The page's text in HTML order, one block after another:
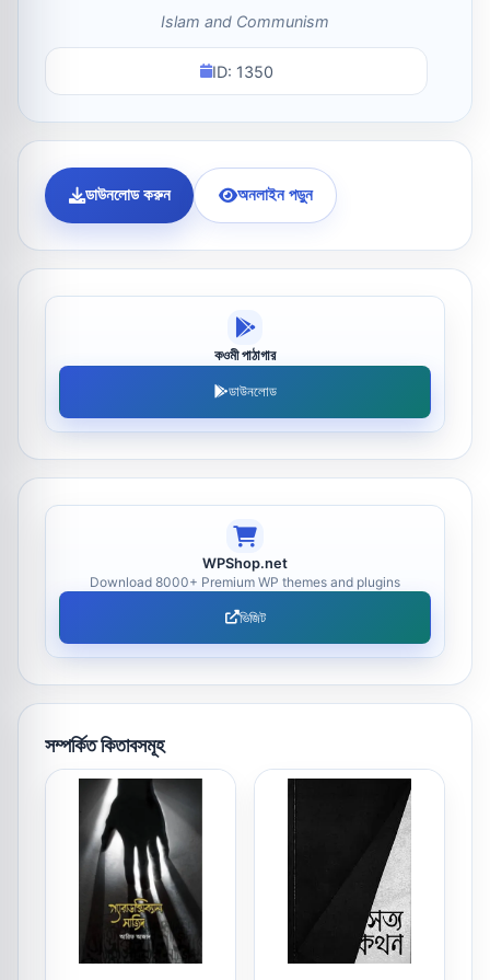
Islam and Communism
ID: 1350
ডাউনলোড করুন অনলাইন পড়ুন
কওমী পাঠাগার
ডাউনলোড
WPShop.net
Download 8000+ Premium WP themes and plugins
ভিজিট
সম্পর্কিত কিতাবসমূহ